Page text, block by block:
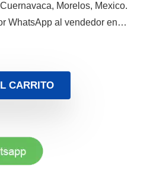
Morelos, Mexico.
WhatsApp al vendedor en…
CARRITO